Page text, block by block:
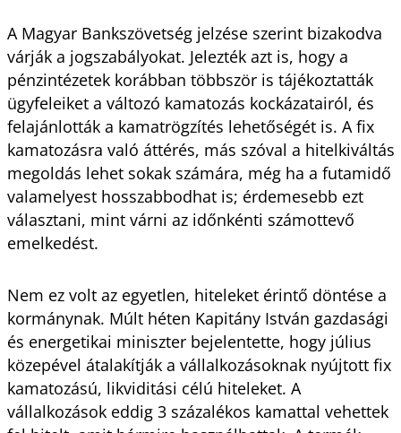
A Magyar Bankszövetség jelzése szerint bizakodva
várják a jogszabályokat. Jelezték azt is, hogy a
pénzintézetek korábban többször is tájékoztatták
ügyfeleiket a változó kamatozás kockázatairól, és
felajánlották a kamatrögzítés lehetőségét is. A fix
kamatozásra való áttérés, más szóval a hitelkiváltás
megoldás lehet sokak számára, még ha a futamidő
valamelyest hosszabbodhat is; érdemesebb ezt
választani, mint várni az időnkénti számottevő
emelkedést.
Nem ez volt az egyetlen, hiteleket érintő döntése a
kormánynak. Múlt héten Kapitány István gazdasági
és energetikai miniszter bejelentette, hogy július
közepével átalakítják a vállalkozásoknak nyújtott fix
kamatozású, likviditási célú hiteleket. A
vállalkozások eddig 3 százalékos kamattal vehettek